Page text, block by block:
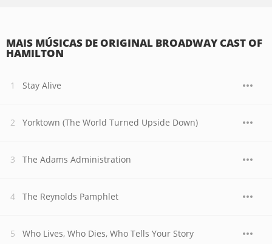
MAIS MÚSICAS DE ORIGINAL BROADWAY CAST OF
HAMILTON
Stay Alive
Yorktown (The World Turned Upside Down)
The Adams Administration
The Reynolds Pamphlet
Who Lives, Who Dies, Who Tells Your Story